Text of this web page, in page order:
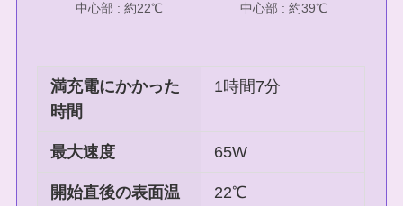
中心部 : 約22℃ 中心部 : 約39℃
満充電にかかった
時間
1時間7分
最大速度 65W
開始直後の表面温
22℃